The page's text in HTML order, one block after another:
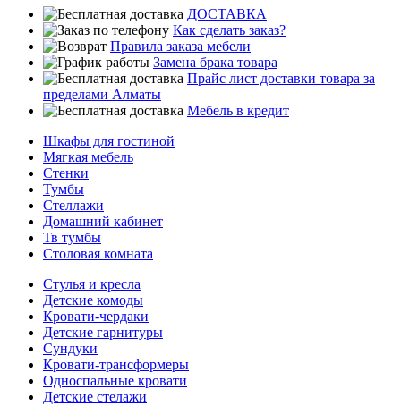
ДОСТАВКА
Как сделать заказ?
Правила заказа мебели
Замена брака товара
Прайс лист доставки товара за
пределами Алматы
Мебель в кредит
Шкафы для гостиной
Мягкая мебель
Стенки
Тумбы
Стеллажи
Домашний кабинет
Тв тумбы
Столовая комната
Стулья и кресла
Детские комоды
Кровати-чердаки
Детские гарнитуры
Сундуки
Кровати-трансформеры
Односпальные кровати
Детские стелажи